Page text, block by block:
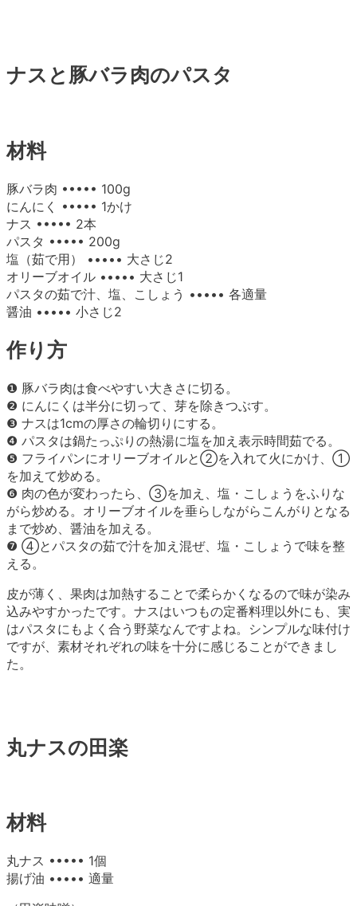
ナスと豚バラ肉のパスタ
材料
豚バラ肉 ••••• 100g
にんにく ••••• 1かけ
ナス ••••• 2本
パスタ ••••• 200g
塩（茹で用） ••••• 大さじ2
オリーブオイル ••••• 大さじ1
パスタの茹で汁、塩、こしょう ••••• 各適量
醤油 ••••• 小さじ2
作り方
❶ 豚バラ肉は食べやすい大きさに切る。
❷ にんにくは半分に切って、芽を除きつぶす。
❸ ナスは1cmの厚さの輪切りにする。
❹ パスタは鍋たっぷりの熱湯に塩を加え表示時間茹でる。
❺ フライパンにオリーブオイルと②を入れて火にかけ、①
を加えて炒める。
❻ 肉の色が変わったら、③を加え、塩・こしょうをふりな
がら炒める。オリーブオイルを垂らしながらこんがりとなる
まで炒め、醤油を加える。
❼ ④とパスタの茹で汁を加え混ぜ、塩・こしょうで味を整
える。
皮が薄く、果肉は加熱することで柔らかくなるので味が染み
込みやすかったです。ナスはいつもの定番料理以外にも、実
はパスタにもよく合う野菜なんですよね。シンプルな味付け
ですが、素材それぞれの味を十分に感じることができまし
た。
丸ナスの田楽
材料
丸ナス ••••• 1個
揚げ油 ••••• 適量